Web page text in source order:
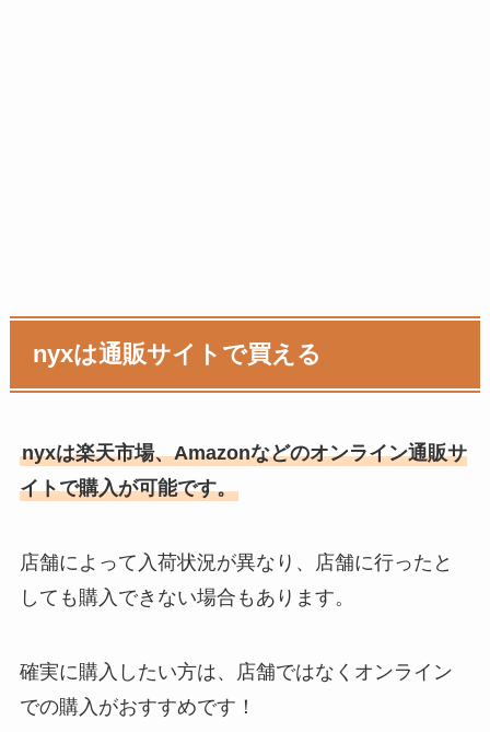
nyxは通販サイトで買える
nyxは楽天市場、Amazonなどのオンライン通販サ
イトで購入が可能です。
店舗によって入荷状況が異なり、店舗に行ったと
しても購入できない場合もあります。
確実に購入したい方は、店舗ではなくオンライン
での購入がおすすめです！